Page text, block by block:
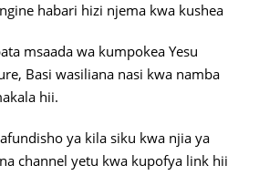
habari hizi njema kwa kushea
msaada wa kumpokea Yesu
Basi wasiliana nasi kwa namba
hii.
ya kila siku kwa njia ya
channel yetu kwa kupofya link hii